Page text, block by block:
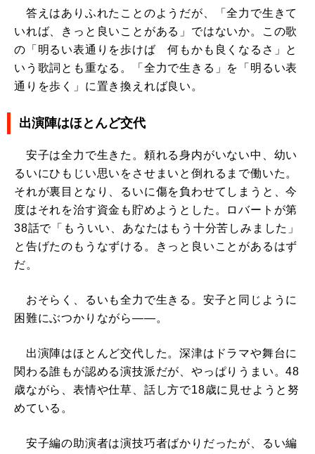
答えはありふれたことのようだが、「全力で生きて
いれば、きっと良いことがある」ではないか。この歌
の「明るい表通りを歩けば 何もかも良くなるさ」と
いう歌詞とも重なる。「全力で生きる」を「明るい表
通りを歩く」に置き換えれば良い。
出演陣はほとんど交代
安子は全力で生きた。頼れる身内がいない中、幼い
るいにひもじい思いをさせまいと倒れるまで働いた。
それが裏目となり、るいに傷を負わせてしまうと、今
度はそれを治す資金も貯めようとした。ロバートが第
38話で「もういい、あなたはもう十分苦しみました」
と告げたのもうなずける。きっと良いことがあるはず
だ。
おそらく、るいも全力で生きる。安子と同じように
困難にぶつかりながら――。
出演陣はほとんど交代した。深津はドラマや舞台に
関わる誰もが認める演技派だが、やっぱりうまい。48
歳ながら、表情や仕草、話し方で18歳に見せようと努
めている。
安子編の助演者は演技巧者ばかりだったが、るい編